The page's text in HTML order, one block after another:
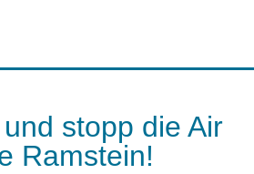
stopp die Air
Ramstein!